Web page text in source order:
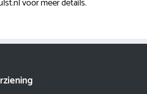
voor meer details.